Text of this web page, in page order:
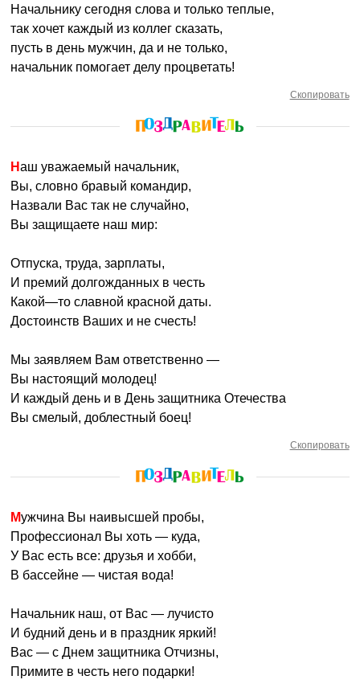
Начальнику сегодня слова и только теплые,
так хочет каждый из коллег сказать,
пусть в день мужчин, да и не только,
начальник помогает делу процветать!
Скопировать
Наш уважаемый начальник,
Вы, словно бравый командир,
Назвали Вас так не случайно,
Вы защищаете наш мир:
Отпуска, труда, зарплаты,
И премий долгожданных в честь
Какой—то славной красной даты.
Достоинств Ваших и не счесть!
Мы заявляем Вам ответственно —
Вы настоящий молодец!
И каждый день и в День защитника Отечества
Вы смелый, доблестный боец!
Скопировать
Мужчина Вы наивысшей пробы,
Профессионал Вы хоть — куда,
У Вас есть все: друзья и хобби,
В бассейне — чистая вода!
Начальник наш, от Вас — лучисто
И будний день и в праздник яркий!
Вас — с Днем защитника Отчизны,
Примите в честь него подарки!